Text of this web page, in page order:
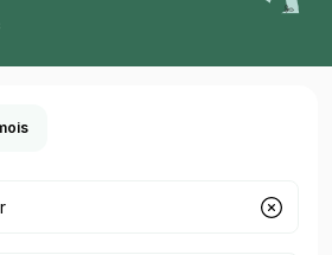
parking ?